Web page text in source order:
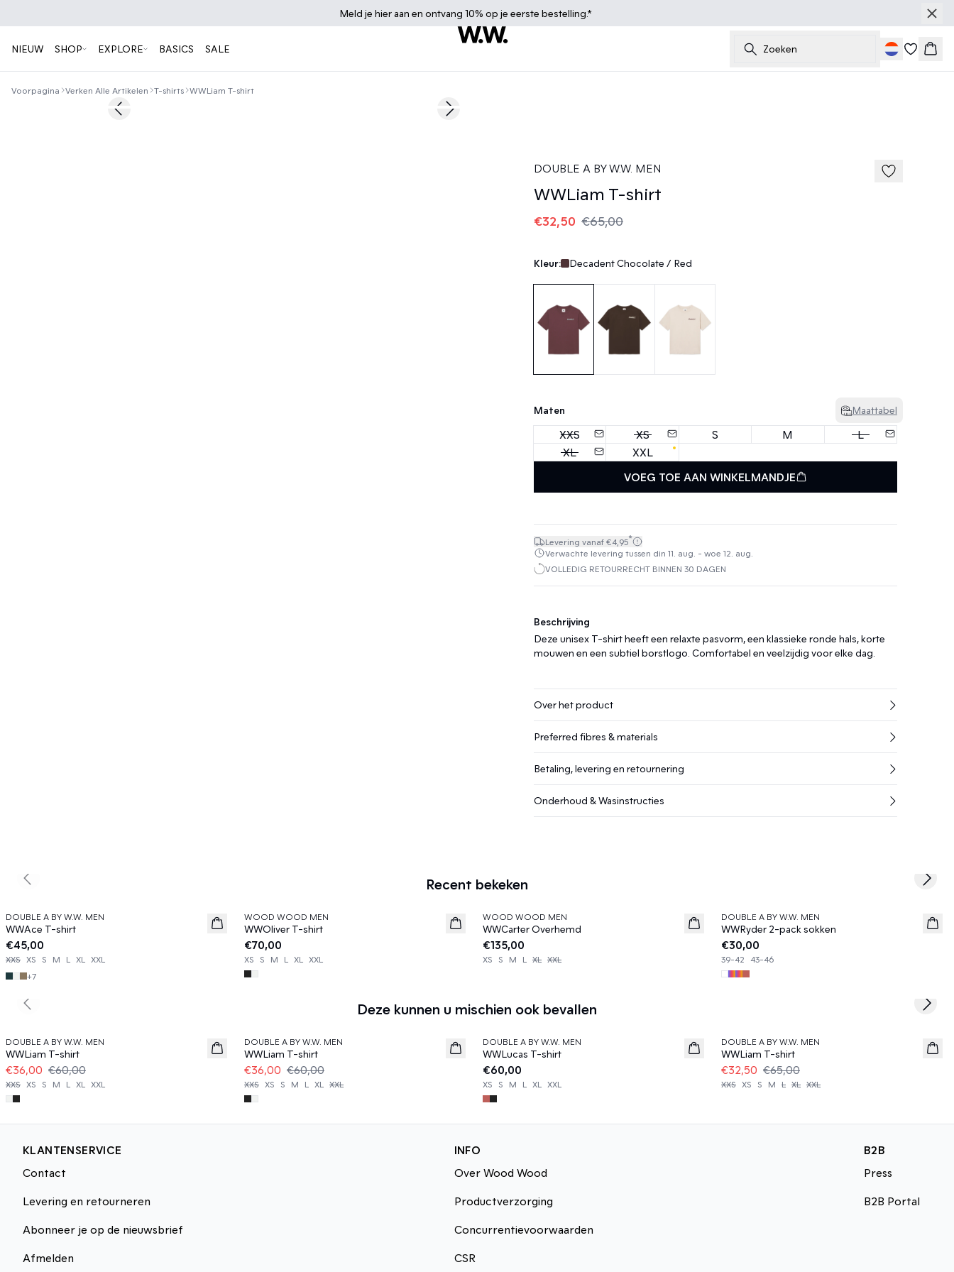
Meld je hier aan en ontvang 10% op je eerste bestelling.*
NIEUW SHOP EXPLORE BASICS SALE Zoeken
Voorpagina Verken Alle Artikelen T-shirts WWLiam T-shirt
50%Previous slide Next slide
DOUBLE A BY W.W. MEN
WWLiam T-shirt
€32,50 €65,00
Kleur: Decadent Chocolate / Red
Maten Maattabel
XXS XS S M
L
XL
XXL
VOEG TOE AAN WINKELMANDJE
Levering vanaf €4,95*
Verwachte levering tussen din 11. aug. - woe 12. aug.
VOLLEDIG RETOURRECHT BINNEN 30 DAGEN
Beschrijving
Deze unisex T-shirt heeft een relaxte pasvorm, een klassieke ronde hals, korte
mouwen en een subtiel borstlogo. Comfortabel en veelzijdig voor elke dag.
Over het product
Preferred fibres & materials
Betaling, levering en retournering
Onderhoud & Wasinstructies
Recent bekeken
News
DOUBLE A BY W.W. MEN
WWAce T-shirt
€45,00
XXS XS S M L XL
XXL
+7
News
WOOD WOOD MEN
WWOliver T-shirt
€70,00
XS S M L XL XXL
News
WOOD WOOD MEN
WWCarter Overhemd
€135,00
XS S M L XL XXL
News
DOUBLE A BY W.W. MEN
WWRyder 2-pack sokken
€30,00
39-42 43-46
Previous slide Next
Deze kunnen u mischien ook bevallen
DOUBLE A BY W.W. MEN
WWLiam T-shirt
€36,00 €60,00
XXS XS S M L XL XXL
DOUBLE A BY W.W. MEN
WWLiam T-shirt
€36,00 €60,00
XXS XS S M L XL XXL
News
DOUBLE A BY W.W. MEN
WWLucas T-shirt
€60,00
XS S M L XL XXL
DOUBLE A BY W.W. MEN
WWLiam T-shirt
€32,50 €65,00
XXS XS S M L XL XXL
Previous slide Next
KLANTENSERVICE
Contact
Levering en retourneren
Abonneer je op de nieuwsbrief
Afmelden
INFO
Over Wood Wood
Productverzorging
Concurrentievoorwaarden
CSR
B2B
Press
B2B Portal